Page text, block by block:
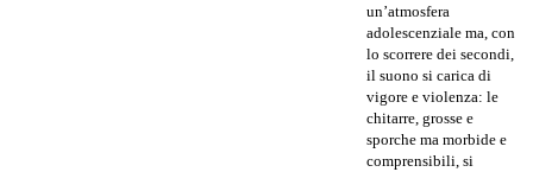
un’atmosfera
adolescenziale ma, con
lo scorrere dei secondi,
il suono si carica di
vigore e violenza: le
chitarre, grosse e
sporche ma morbide e
comprensibili, si